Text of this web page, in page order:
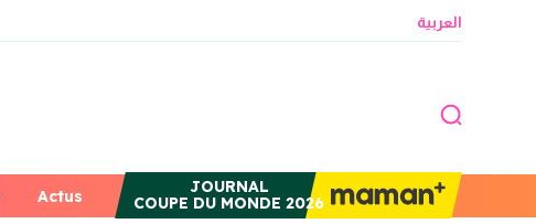
العربية
Actus
JOURNAL
COUPE DU MONDE 2026